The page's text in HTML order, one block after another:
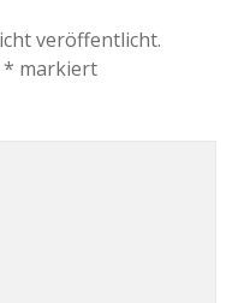
veröffentlicht.
* markiert